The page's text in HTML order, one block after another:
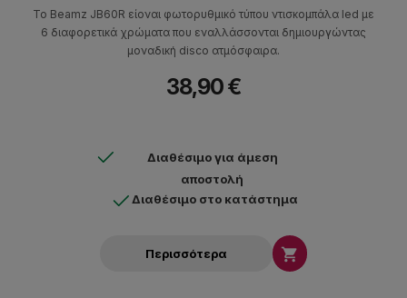
Το Beamz JB60R είοναι φωτορυθμικό τύπου ντισκομπάλα led με
6 διαφορετικά χρώματα που εναλλάσσονται δημιουργώντας
μοναδική disco ατμόσφαιρα.
38,90 €
Διαθέσιμο για άμεση
αποστολή
Διαθέσιμο στο κατάστημα
Περισσότερα 